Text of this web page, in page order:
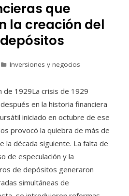
que
la creación del
Inversiones y negocios
de 1929La crisis de 1929
en la historia financiera
iniciado en octubre de ese
provocó la quiebra de más de
la década siguiente. La falta de
de especulación y la
de depósitos generaron
simultáneas de